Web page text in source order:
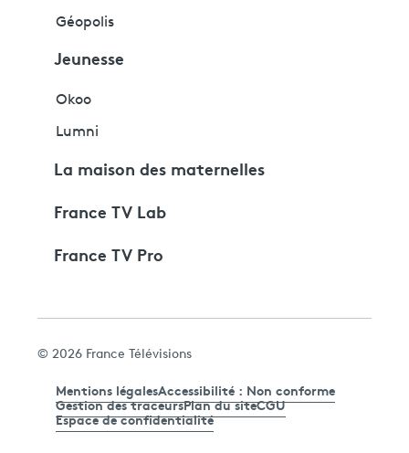
Géopolis
Jeunesse
Okoo
Lumni
La maison des maternelles
France TV Lab
France TV Pro
© 2026 France Télévisions
Mentions légalesAccessibilité : Non conforme
Gestion des traceursPlan du siteCGU
Espace de confidentialité